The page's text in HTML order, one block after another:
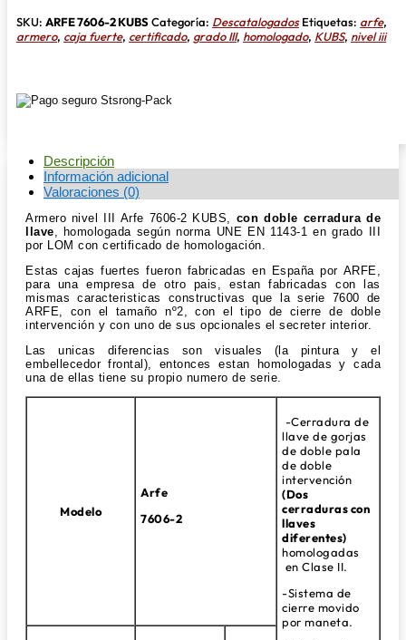
SKU: ARFE 7606-2 KUBSCategoría: Descatalogados Etiquetas: arfe,
armero, caja fuerte, certificado, grado III, homologado, KUBS, nivel iii
Descripción
Información adicional
Valoraciones (0)
Armero nivel III Arfe 7606-2 KUBS, con doble cerradura de
llave, homologada según norma UNE EN 1143-1 en grado III
por LOM con certificado de homologación.
Estas cajas fuertes fueron fabricadas en España por ARFE,
para una empresa de otro pais, estan fabricadas con las
mismas caracteristicas constructivas que la serie 7600 de
ARFE, con el tamaño nº2, con el tipo de cierre de doble
intervención y con uno de sus opcionales el secreter interior.
Las unicas diferencias son visuales (la pintura y el
embellecedor frontal), entonces estan homologadas y cada
una de ellas tiene su propio numero de serie.
Modelo
Arfe
7606-2
-Cerradura de
llave de gorjas
de doble pala
de doble
intervención
(Dos
cerraduras con
llaves
diferentes)
homologadas
en Clase II.
-Sistema de
cierre movido
por maneta.